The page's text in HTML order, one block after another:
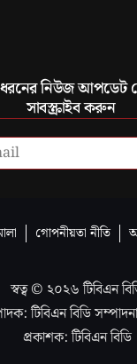
নিউজ আপডেট
সাবস্ক্রাইব করুন
গোপনীয়তা নীতি
স্বত্ব © ২০২৬ টিবিএন
টিবিএন বিডি
প্রকাশক: টিবিএন বিডি